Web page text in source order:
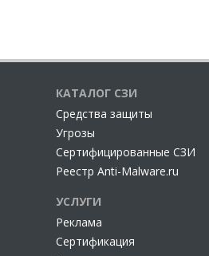
КАТАЛОГ СЗИ
Cредства защиты
Угрозы
Сертифицированные СЗИ
Реестр Anti-Malware.ru
УСЛУГИ
Реклама
Сертификация